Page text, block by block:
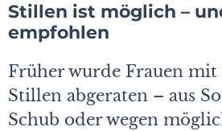
Stillen ist möglich –
empfohlen
Früher wurde Frauen
Stillen abgeraten – aus
Schub oder wegen